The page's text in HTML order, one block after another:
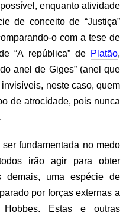
enquanto atividade
de conceito de “Justiça”
o com a tese de
“A república” de Platão,
anel de Giges” (anel que
neste caso, quem
de atrocidade, pois nunca
ser fundamentada no medo
irão agir para obter
demais, uma espécie de
por forças externas a
Estas e outras